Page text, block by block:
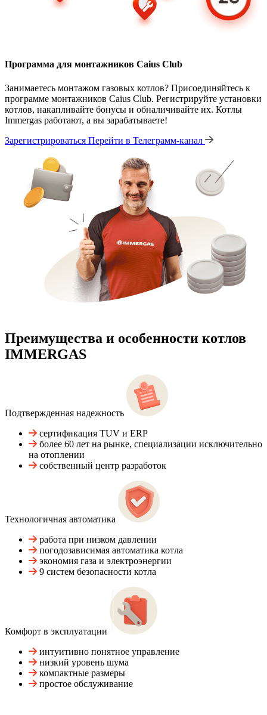
Программа для монтажников Caius Club
Занимаетесь монтажом газовых котлов? Присоединяйтесь к
программе монтажников Caius Club. Регистрируйте установки
котлов, накапливайте бонусы и обналичивайте их. Котлы
Immergas работают, а вы зарабатываете!
Зарегистрироваться Перейти в Телеграмм-канал
Преимущества и особенности котлов
IMMERGAS
Подтвержденная надежность
сертификация TUV и ERP
более 60 лет на рынке, специализации исключительно
на отоплении
собственный центр разработок
Технологичная автоматика
работа при низком давлении
погодозависимая автоматика котла
экономия газа и электроэнергии
9 систем безопасности котла
Комфорт в эксплуатации
интуитивно понятное управление
низкий уровень шума
компактные размеры
простое обслуживание